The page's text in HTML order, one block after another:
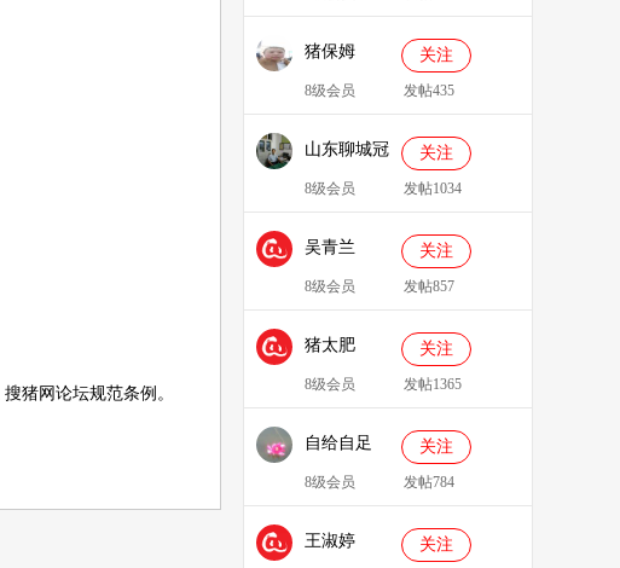
搜猪网论坛规范条例 。
猪保姆
909233
关注
8级会员 发帖435
山东聊城冠
县、莘县综
合服务站：
冯代林
关注
8级会员 发帖1034
吴青兰 关注
8级会员 发帖857
猪太肥
143814
关注
8级会员 发帖1365
自给自足 关注
8级会员 发帖784
王淑婷 关注